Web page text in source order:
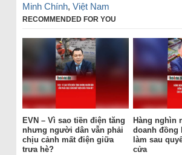
Minh Chính, Việt Nam
RECOMMENDED FOR YOU
EVN – Vì sao tiền điện tăng
nhưng người dân vẫn phải
chịu cảnh mất điện giữa
trưa hè?
Hàng nghìn
doanh đồng
làm sau
cửa